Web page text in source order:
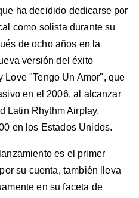
ha decidido dedicarse por
como solista durante su
de ocho años en la
versión del éxito
Love "Tengo Un Amor", que
en el 2006, al alcanzar
Latin Rhythm Airplay,
en los Estados Unidos.
es el primer
su cuenta, también lleva
en su faceta de